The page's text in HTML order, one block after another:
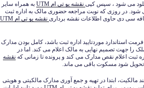
می شود ، سپس کپی نقشه یو تی ام UTM
به همراه سایر
در روزی که نوبت مراجعه حضوری مالک به اداره ثبت
سی دی حاوی اطلاعات نقشه برداری نقشه یو تی ام UTM
استاندارد موردتایید اداره ثبت باشد، کامل بودن مدارک
را جهت تصمیم نهایی به مالک اعلام می کند. اما در
ثبت اعلام نقص مدارک می کند و پرونده تا زمانی که نقشه
و تحویل شود مسکوت باقی می ماند.
ابتدا در تهیه و جمع آوری مدارک مالکیتی و هویتی